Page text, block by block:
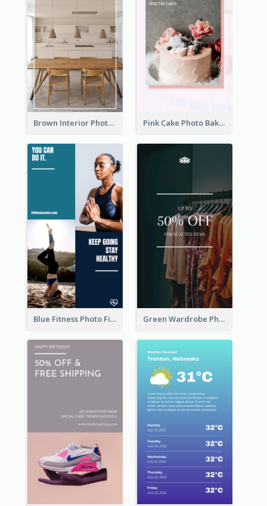
Brown Interior Photo Hiring Instagram Story Pink Cake Photo Bakery Instagram Story
Blue Fitness Photo Fitness Class Instagram Story Green Wardrobe Photo Shopping Sale Instagram Story